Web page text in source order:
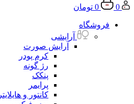
0
0 تومان
فروشگاه
آرایشی
آرایش صورت
کرم پودر
رژ گونه
پنکک
پرایمر
کانتور و هایلایتر